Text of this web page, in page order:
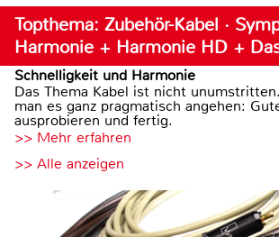
Topthema: Zubehör-Kabel ·
Harmonie + Harmonie HD +
Schnelligkeit und Harmonie
Das Thema Kabel ist nicht
man es ganz pragmatisch angehen:
ausprobieren und fertig.
>> Mehr erfahren
>> Alle anzeigen